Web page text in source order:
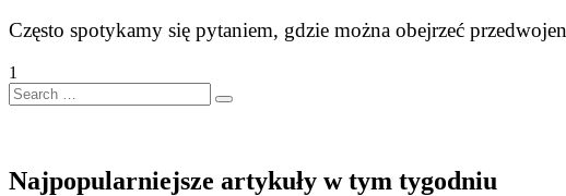
Często spotykamy się pytaniem, gdzie można obejrzeć
1
Search
…
Najpopularniejsze artykuły w tym tygodniu